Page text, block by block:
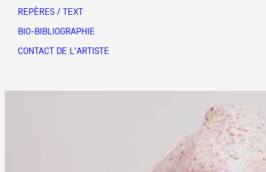
Équipe
Partenaires
REPÈRES / TEXT
BIO-BIBLIOGRAPHIE
CONTACT DE L'ARTISTE